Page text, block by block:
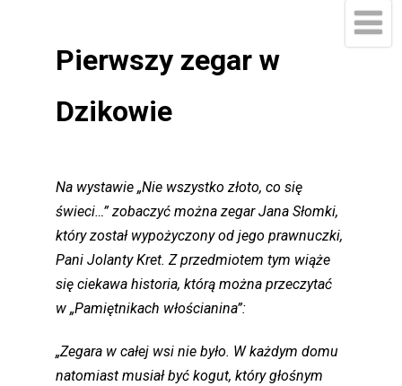
Pierwszy zegar w
Dzikowie
Na wystawie „Nie wszystko złoto, co się
świeci…” zobaczyć można zegar Jana Słomki,
który został wypożyczony od jego prawnuczki,
Pani Jolanty Kret. Z przedmiotem tym wiąże
się ciekawa historia, którą można przeczytać
w „Pamiętnikach włościanina”:
„Zegara w całej wsi nie było. W każdym domu
natomiast musiał być kogut, który głośnym